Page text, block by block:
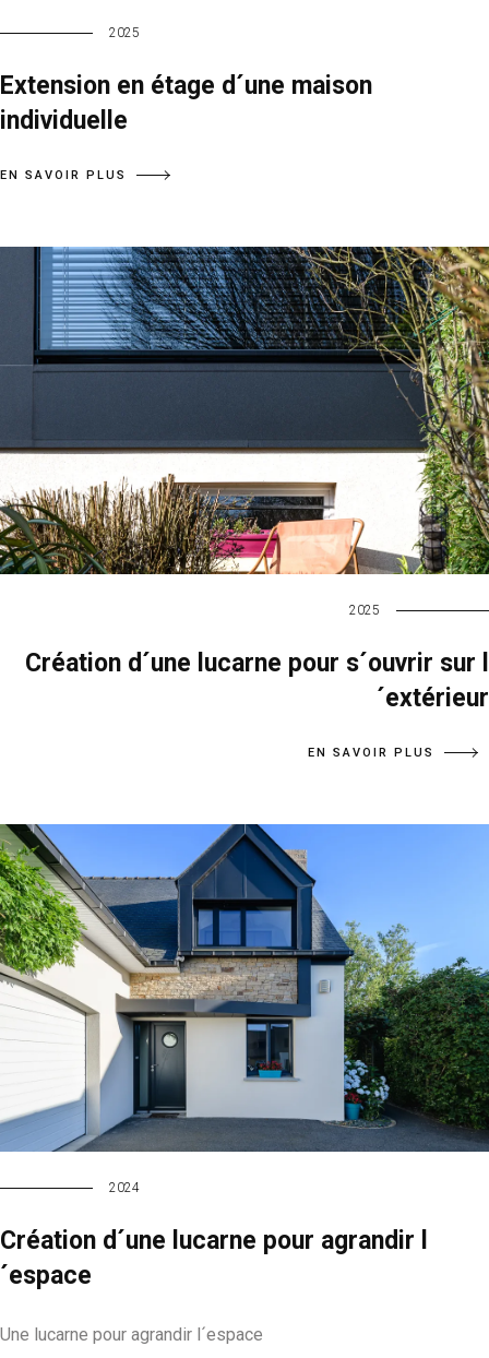
2025
Extension en étage d´une maison
individuelle
EN SAVOIR PLUS
2025
Création d´une lucarne pour s´ouvrir sur l
´extérieur
EN SAVOIR PLUS
2024
Création d´une lucarne pour agrandir l
´espace
Une lucarne pour agrandir l´espace